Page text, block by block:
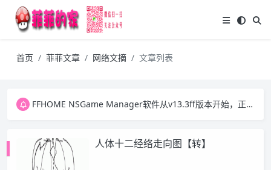
首页 菲菲文章 网络文摘
文章列表
FFHOME NSGame Manager软件从v13.3ff版本开始，正式放开之前版本的两个VIP功能，今后大家可自行更新ExtData1.dat数据文件并可批量下载游戏图片。感谢大家一直以来的支持！
人体十二经络走向图【转】